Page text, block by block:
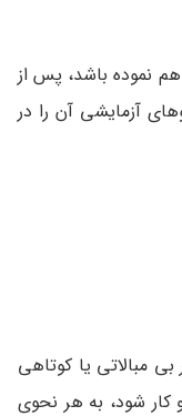
نموده باشد، پس از
آزمایشی آن را در
مبالاتی یا کوتاهی
شود، به هر نحوی